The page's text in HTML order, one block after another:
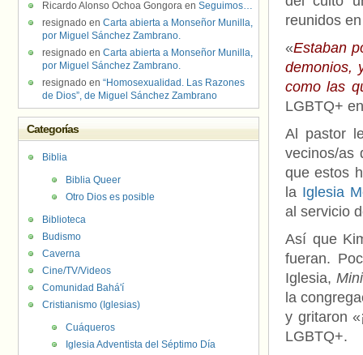
reunidos
«Estaban
demonios,
como las
LGBTQ+
Al pastor
vecinos/as
que estos
la Iglesia
al servicio
Así que
fueran.
Iglesia,
la
y gritaron
LGBTQ+.
Ricardo Alonso Ochoa Gongora en Seguimos…
resignado en Carta abierta a Monseñor Munilla,
por Miguel Sánchez Zambrano.
resignado en Carta abierta a Monseñor Munilla,
por Miguel Sánchez Zambrano.
resignado en “Homosexualidad. Las Razones
de Dios”, de Miguel Sánchez Zambrano
Categorías
Biblia
Biblia Queer
Otro Dios es posible
Biblioteca
Budismo
Caverna
Cine/TV/Videos
Comunidad Bahá'í
Cristianismo (Iglesias)
Cuáqueros
Iglesia Adventista del Séptimo Día